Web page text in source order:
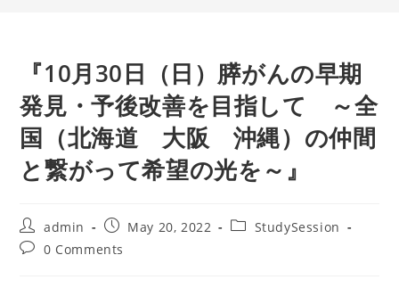
『10月30日（日）膵がんの早期
発見・予後改善を目指して ～全
国（北海道 大阪 沖縄）の仲間
と繋がって希望の光を～』
Post
author:
admin
Post
published:
May 20, 2022
PostStudySession
Post0 Comments